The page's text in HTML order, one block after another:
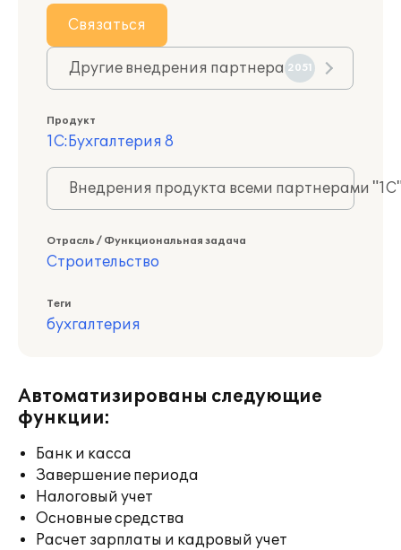
Связаться
Другие внедрения партнера 2051
Продукт
1С:Бухгалтерия 8
Внедрения продукта всеми партнерами
Отрасль / Функциональная задача
Строительство
Теги
бухгалтерия
Автоматизированы следующие
функции:
Банк и касса
Завершение периода
Налоговый учет
Основные средства
Расчет зарплаты и кадровый учет